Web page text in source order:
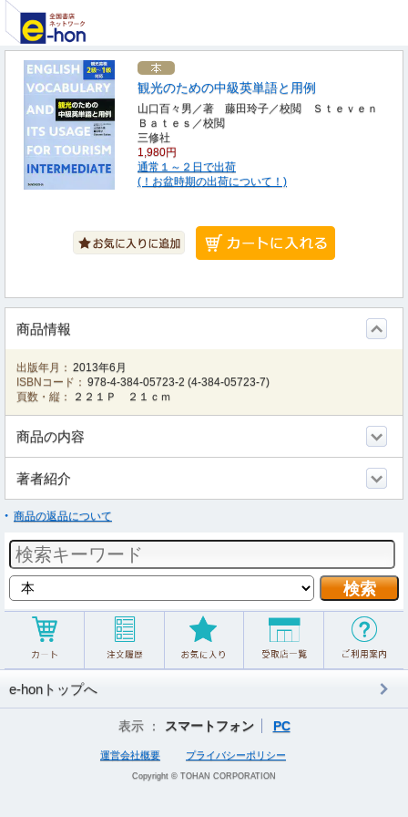
観光のための中級英単語と用例
山口百々男／著 藤田玲子／校閲 Ｓｔｅｖｅｎ
Ｂａｔｅｓ／校閲
三修社
1,980円
通常１～２日で出荷
(！お盆時期の出荷について！)
商品情報
出版年月： 2013年6月
ISBNコード： 978-4-384-05723-2 (4-384-05723-7)
頁数・縦：
２２１Ｐ ２１ｃｍ
商品の内容
著者紹介
商品の返品について
e-honトップへ
表示 ： スマートフォン PC
運営会社概要 プライバシーポリシー
Copyright © TOHAN CORPORATION